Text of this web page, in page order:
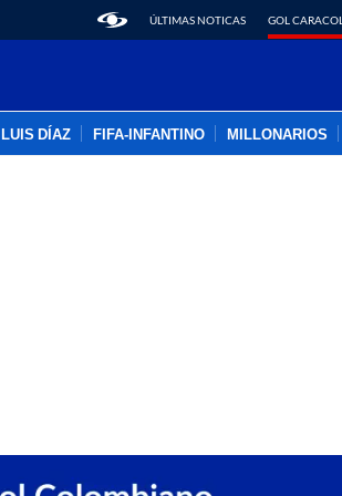
ÚLTIMAS NOTICAS GOL CARACOL
LUIS DÍAZ FIFA-INFANTINO MILLONARIOS